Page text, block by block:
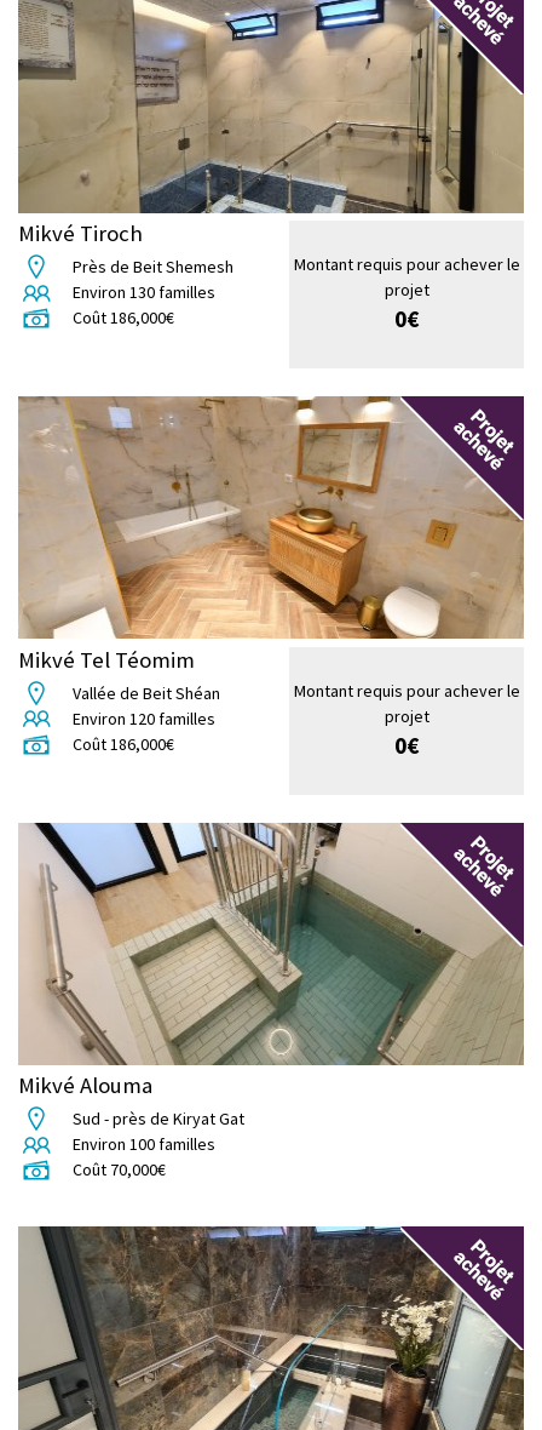
Mikvé Tiroch
Près de Beit Shemesh
Environ 130familles
Coût186,000€
Montant requis pour achever le
projet
0€
Mikvé Tel Téomim
Vallée de Beit Shéan
Environ 120familles
Coût186,000€
Montant requis pour achever le
projet
0€
Mikvé Alouma
Sud - près de Kiryat Gat
Environ 100familles
Coût 70,000€